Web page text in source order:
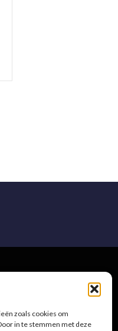
zoals cookies om
in te stemmen met deze